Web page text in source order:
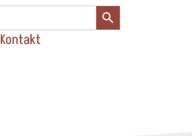
Search Button
Kontakt